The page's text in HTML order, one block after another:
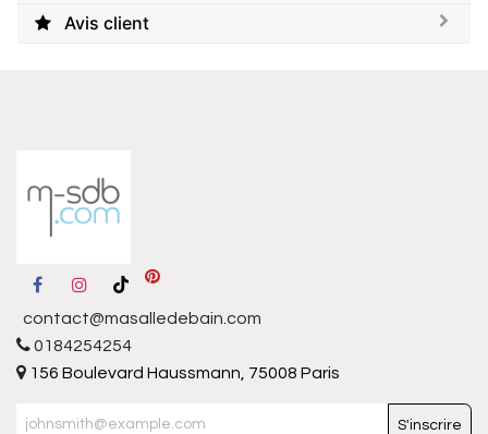
Avis client
contact@masalledebain.com
0184254254
156 Boulevard Haussmann, 75008 Paris
S'inscrire